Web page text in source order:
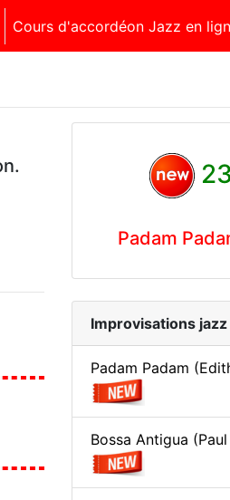
Cours d'accordéon Jazz en
Padam
Improvisations jazz
Padam Padam
Bossa Antigua